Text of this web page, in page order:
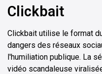
Clickbait
Clickbait utilise le format
dangers des réseaux
l'humiliation publique. La
vidéo scandaleuse